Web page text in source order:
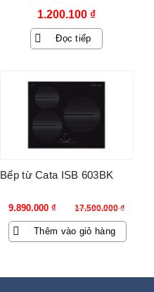
1.200.100 ₫
Đọc tiếp
Bếp từ Cata ISB 603BK
17.500.000₫
Giá
gốc
là:
9.890.000 ₫
Giá
hiện
tại
Thêm vào giỏ hàng